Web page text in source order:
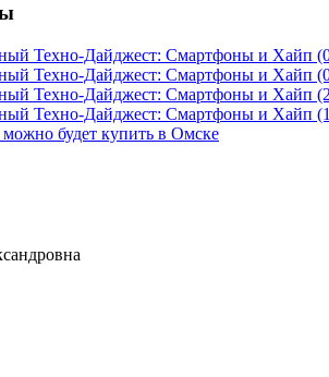
Техно-Дайджест: Смартфоны и Хайп
Техно-Дайджест: Смартфоны и Хайп
Техно-Дайджест: Смартфоны и Хайп
Техно-Дайджест: Смартфоны и Хайп
будет купить в Омске